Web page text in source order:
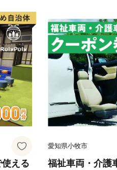
える
愛知県小牧市
福祉車両・介護